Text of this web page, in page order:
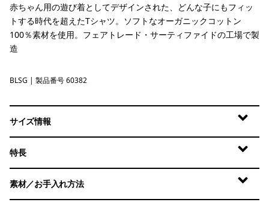
赤ちゃん用の遊び着としてデザインされた、どんな子にもフィッ
トする時代を超えたTシャツ。ソフトなオーガニックコットン
100％素材を使用。フェアトレード・サーティファイドの工場で製
造
Blue Sage
BLSG | 製品番号 60382
サイズ情報
特長
素材／お手入れ方法